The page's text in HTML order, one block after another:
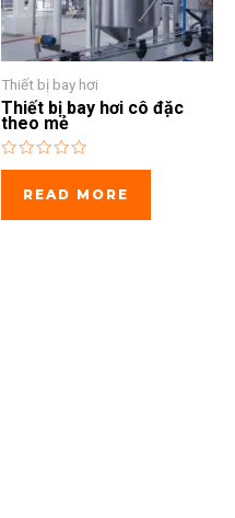
Thiết bị bay hơi
Thiết bị bay hơi cô đặc
theo mẻ
Rated
outREAD MORE